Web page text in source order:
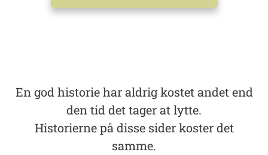
En god historie har aldrig kostet andet end
den tid det tager at lytte.
Historierne på disse sider koster det
samme.